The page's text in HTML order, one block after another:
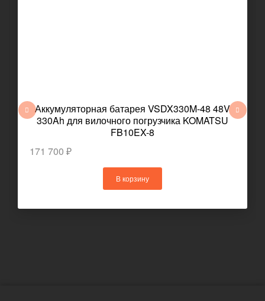
Аккумуляторная батарея VSDX330M-48 48V
330Ah для вилочного погрузчика KOMATSU
FB10EX-8
171 700 ₽
В корзину